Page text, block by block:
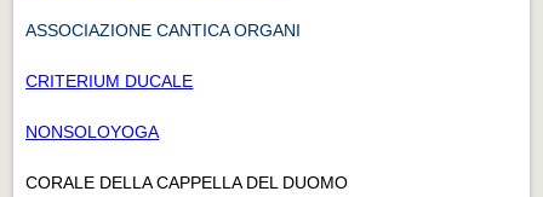
ASSOCIAZIONE CANTICA ORGANI
CRITERIUM DUCALE
NONSOLOYOGA
CORALE DELLA CAPPELLA DEL DUOMO